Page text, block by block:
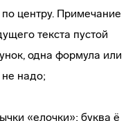
центру. Примечание
текста пустой
одна формула или
не надо;
«елочки»; буква ё